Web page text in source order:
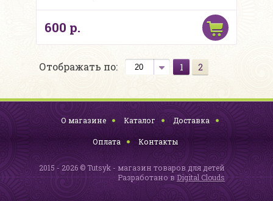
600 р.
Отображать по: 1 2
О магазине Каталог Доставка
Оплата Контакты
2015 - 2026 © Tutsyk - магазин товаров для детей
Разработано в Digital Clouds